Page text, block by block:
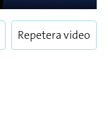
Enter
Repetera video